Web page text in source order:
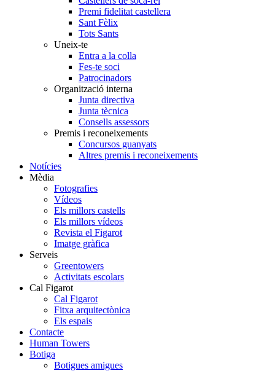
Premi fidelitat castellera
Sant Fèlix
Tots Sants
Uneix-te
Entra a la colla
Fes-te soci
Patrocinadors
Organització interna
Junta directiva
Junta tècnica
Consells assessors
Premis i reconeixements
Concursos guanyats
Altres premis i reconeixements
Notícies
Mèdia
Fotografies
Vídeos
Els millors castells
Els millors vídeos
Revista el Figarot
Imatge gràfica
Serveis
Greentowers
Activitats escolars
Cal Figarot
Cal Figarot
Fitxa arquitectònica
Els espais
Contacte
Human Towers
Botiga
Botigues amigues